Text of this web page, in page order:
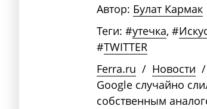
Автор: Булат Кармак
Теги: #утечка, #
#TWITTER
Ferra.ru / Новости /
Google случайно
собственным